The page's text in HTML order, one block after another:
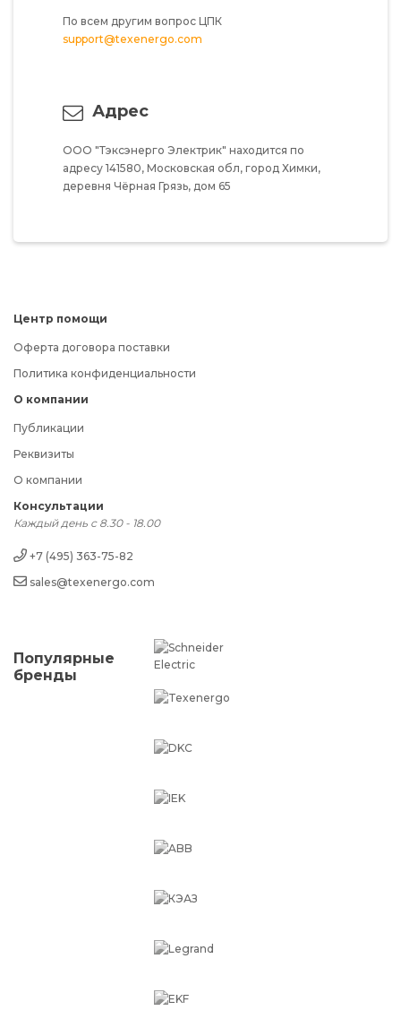
По всем другим вопрос ЦПК
support@texenergo.com
Адрес
ООО "Тэксэнерго Электрик" находится по
адресу 141580, Московская обл, город Химки,
деревня Чёрная Грязь, дом 65
Центр помощи
Оферта договора поставки
Политика конфиденциальности
О компании
Публикации
Реквизиты
О компании
Консультации
Каждый день с 8.30 - 18.00
+7 (495) 363-75-82
sales@texenergo.com
Популярные
бренды